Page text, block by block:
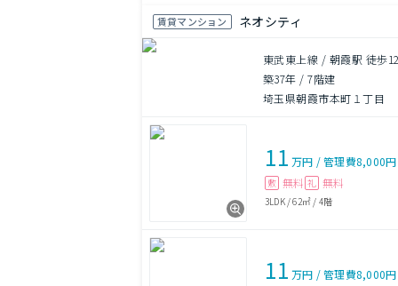
賃貸マンション ネオシティ
東武東上線 / 朝霞駅 徒歩
築37年 /7階建
埼玉県朝霞市本町１丁目
11 万円 /管理費8,000円
敷 無料 礼 無料
3LDK/62㎡ / 4階
11 万円 /管理費8,000円